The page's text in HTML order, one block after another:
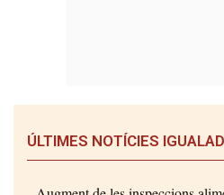
ÚLTIMES NOTÍCIES